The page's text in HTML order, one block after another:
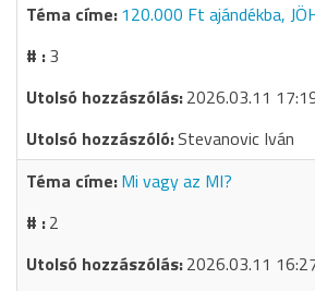
120.000 Ft ajándékba,
3
2026.03.11
Stevanovic Iván
Mi vagy az MI?
2
2026.03.11